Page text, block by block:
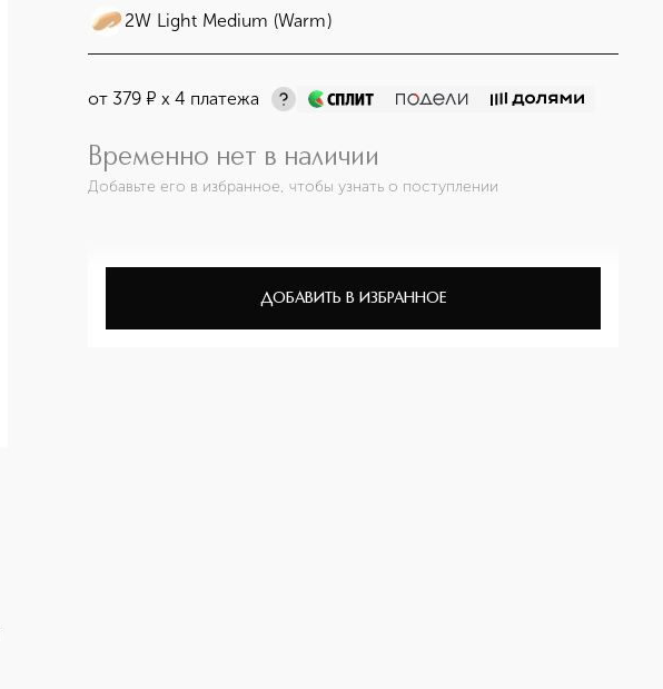
2W Light Medium (Warm)
от 379 ¤ х 4 платежа
Временно нет в наличии
Добавьте его в избранное, чтобы узнать о поступлении
ДОБАВИТЬ В ИЗБРАННОЕ